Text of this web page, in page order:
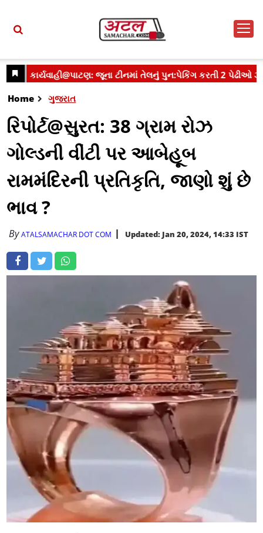
Home ગુજરાત
રિપોર્ટ@સુરત: 38 ગ્રામ રોઝ
ગોલ્ડની વીંટી પર આબેહૂબ
રામમંદિરની પ્રતિકૃતિ, જાણો શું છે
ભાવ ?
ByATALSAMACHAR DOT COM Updated: Jan 20, 2024, 14:33 IST